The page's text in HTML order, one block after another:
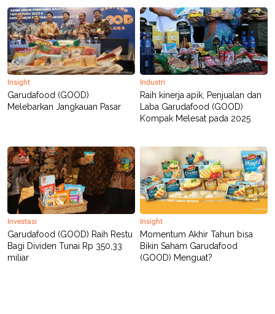
Insight
Garudafood (GOOD)
Melebarkan Jangkauan Pasar
Industri
Raih kinerja apik, Penjualan dan
Laba Garudafood (GOOD)
Kompak Melesat pada 2025
Investasi
Garudafood (GOOD) Raih Restu
Bagi Dividen Tunai Rp 350,33
miliar
Insight
Momentum Akhir Tahun bisa
Bikin Saham Garudafood
(GOOD) Menguat?